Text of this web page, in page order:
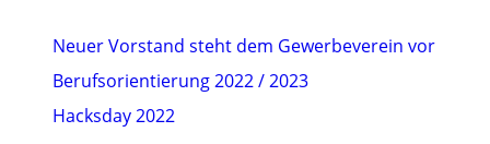
Neuer Vorstand steht dem Gewerbeverein vor
Berufsorientierung 2022 / 2023
Hacksday 2022